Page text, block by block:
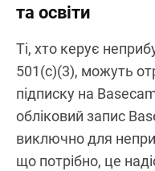
та освіти
Ті, хто керує
501(c)(3), можуть
підписку на
обліковий запис
виключно для
що потрібно, це